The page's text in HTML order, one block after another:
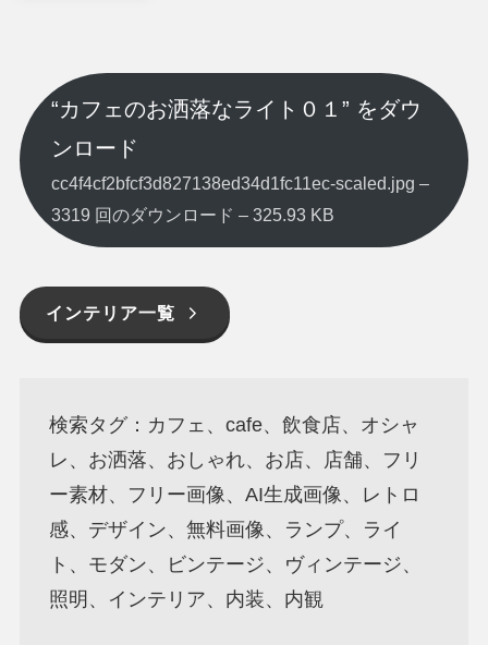
“カフェのお洒落なライト０１” をダウ
ンロード
cc4f4cf2bfcf3d827138ed34d1fc11ec-scaled.jpg –
3319 回のダウンロード – 325.93 KB
インテリア一覧
検索タグ：カフェ、cafe、飲食店、オシャ
レ、お洒落、おしゃれ、お店、店舗、フリ
ー素材、フリー画像、AI生成画像、レトロ
感、デザイン、無料画像、ランプ、ライ
ト、モダン、ビンテージ、ヴィンテージ、
照明、インテリア、内装、内観